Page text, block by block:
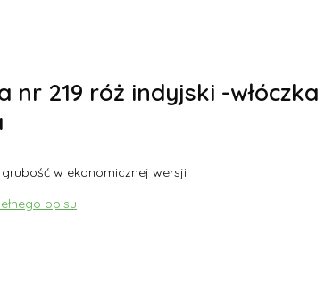
nr 219 róż indyjski -włóczka
w ekonomicznej wersji
opisu